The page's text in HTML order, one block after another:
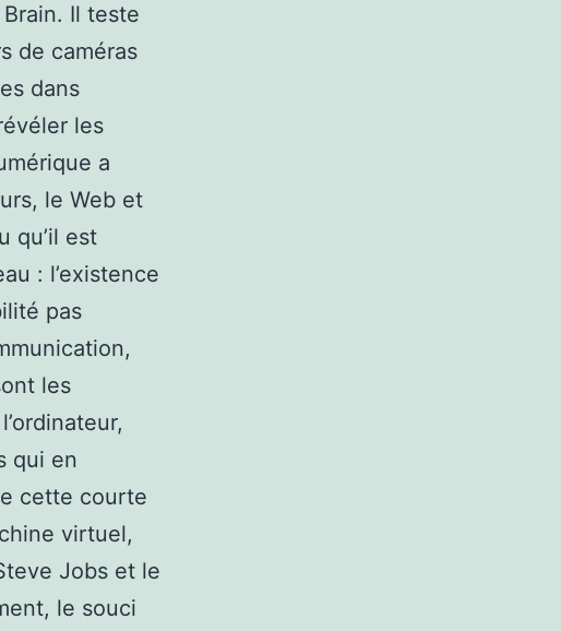
Il teste
de caméras
dans
les
a
le Web et
qu’il est
: l’existence
pas
les
qui en
cette courte
virtuel,
Jobs et le
le souci